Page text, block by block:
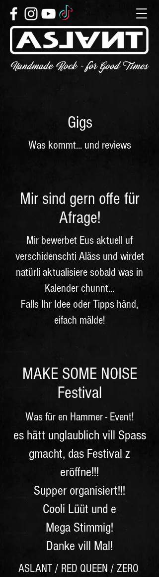
Gigs
Was kommt... und reviews
Mir sind gern offe für
Afrage!
Mir bewerbet Eus aktuell uf
verschidenschti Aläss und wirdet
natürli aktualisiere sobald was in
Kalender chunnt...
Falls Ihr Idee oder Tipps händ,
eifach mälde!
MAKE SOME NOISE
Festival
Was für en Hammer - Event!
es hätt unglaublich vill Spass
gmacht, das Festival z
eröffne!!!
Supper organisiert!!!
Cooli Lüüt und e
Mega Stimmig!
Danke vill Mal!
ASLANT / RED QUEEN / ZERO